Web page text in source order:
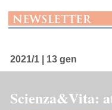
2021/1 | 13 gen
Scienza&Vita: